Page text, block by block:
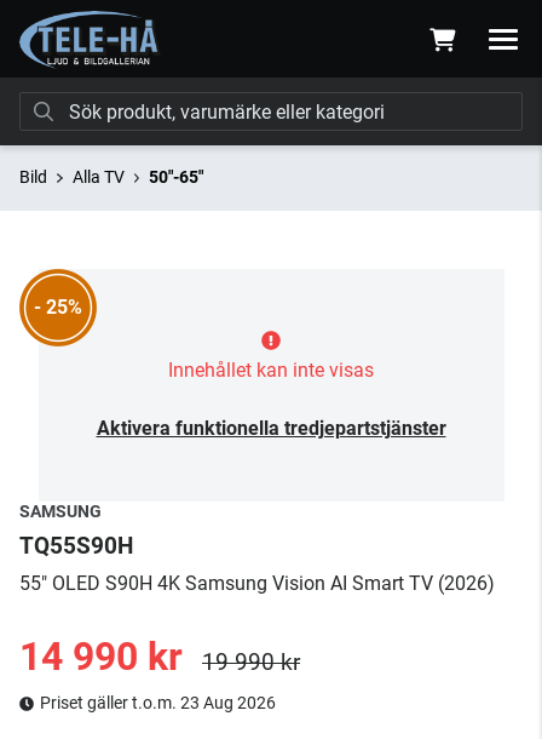
Bild Alla TV 50"-65"
- 25%
Innehållet kan inte visas
Aktivera funktionella tredjepartstjänster
SAMSUNG
TQ55S90H
55" OLED S90H 4K Samsung Vision AI Smart TV (2026)
14 990 kr 19 990 kr
Priset gäller t.o.m. 23 Aug 2026